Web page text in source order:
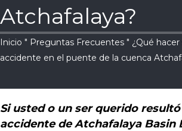
Atchafalaya?
Inicio " Preguntas Frecuentes " ¿Qué
accidente en el puente de la cuenca
Si usted o un ser querido
accidente de Atchafalaya Basin